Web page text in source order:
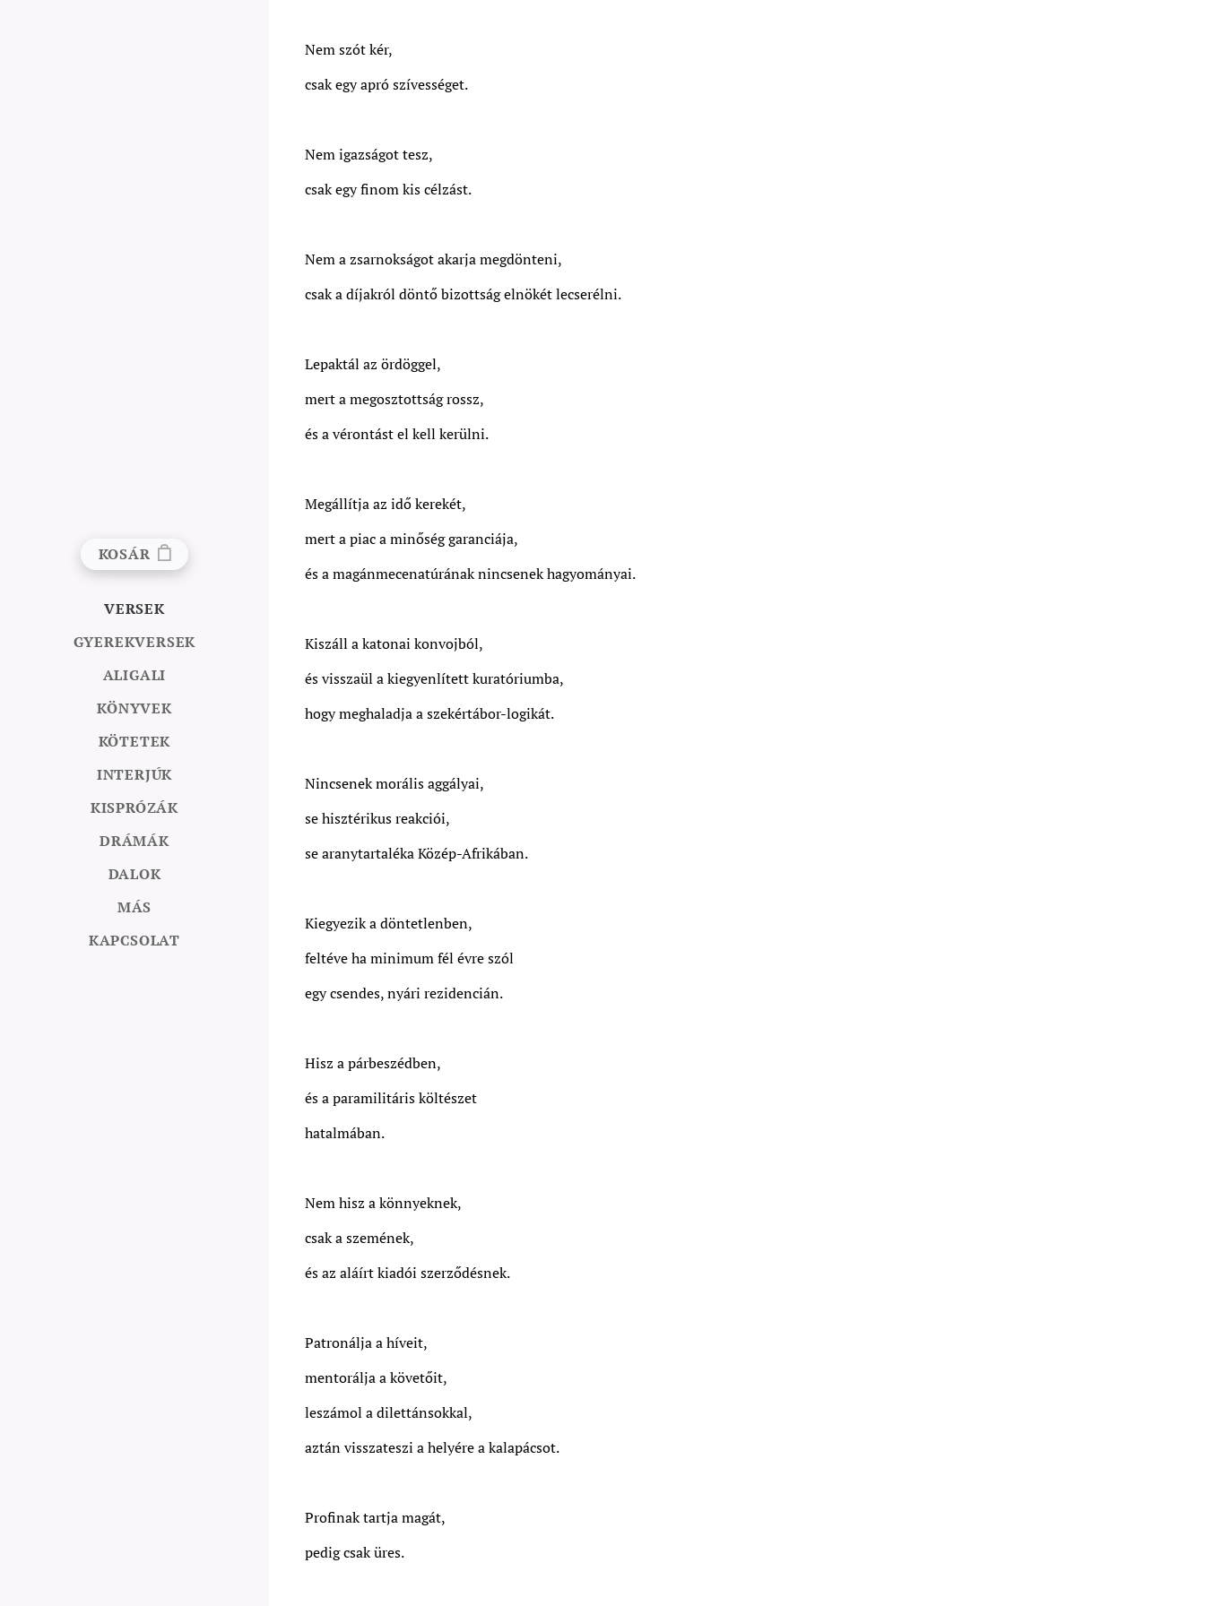
KOSÁR
VERSEK
GYEREKVERSEK
ALIGALI
KÖNYVEK
KÖTETEK
INTERJÚK
KISPRÓZÁK
DRÁMÁK
DALOK
MÁS
KAPCSOLAT
Nem szót kér,
csak egy apró szívességet.
Nem igazságot tesz,
csak egy finom kis célzást.
Nem a zsarnokságot akarja megdönteni,
csak a díjakról döntő bizottság elnökét lecserélni.
Lepaktál az ördöggel,
mert a megosztottság rossz,
és a vérontást el kell kerülni.
Megállítja az idő kerekét,
mert a piac a minőség garanciája,
és a magánmecenatúrának nincsenek hagyományai.
Kiszáll a katonai konvojból,
és visszaül a kiegyenlített kuratóriumba,
hogy meghaladja a szekértábor-logikát.
Nincsenek morális aggályai,
se hisztérikus reakciói,
se aranytartaléka Közép-Afrikában.
Kiegyezik a döntetlenben,
feltéve ha minimum fél évre szól
egy csendes, nyári rezidencián.
Hisz a párbeszédben,
és a paramilitáris költészet
hatalmában.
Nem hisz a könnyeknek,
csak a szemének,
és az aláírt kiadói szerződésnek.
Patronálja a híveit,
mentorálja a követőit,
leszámol a dilettánsokkal,
aztán visszateszi a helyére a kalapácsot.
Profinak tartja magát,
pedig csak üres.